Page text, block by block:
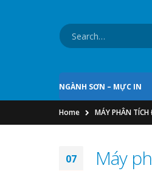
NGÀNH SƠN – MỰC IN
Home MÁY PHÂN
07 Máy